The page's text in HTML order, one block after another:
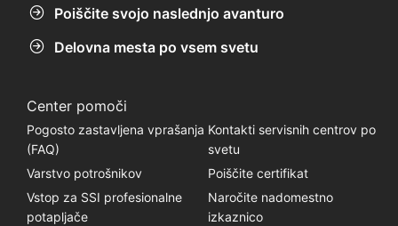
Poiščite svojo naslednjo avanturo
Delovna mesta po vsem svetu
Center pomoči
Pogosto zastavljena vprašanja
(FAQ)
Kontakti servisnih centrov po
svetu
Varstvo potrošnikov
Poiščite certifikat
Vstop za SSI profesionalne
potapljače
Naročite nadomestno
izkaznico